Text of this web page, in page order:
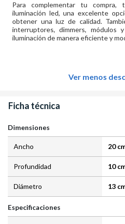
Para complementar tu compra,
iluminación led, una excelente
obtener una luz de calidad.
interruptores, dimmers, módulos
iluminación de manera eficiente y
Ver menos
Ficha técnica
Dimensiones
Ancho 20
Profundidad 10
Diámetro 13
Especificaciones